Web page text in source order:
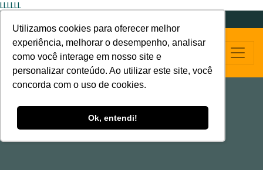
Utilizamos cookies para oferecer melhor
experiência, melhorar o desempenho, analisar
como você interage em nosso site e
personalizar conteúdo. Ao utilizar este site, você
concorda com o uso de cookies.
Ok, entendi!
LLLLLL